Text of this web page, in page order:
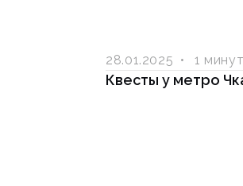
28.01.2025 1
Квесты у метро